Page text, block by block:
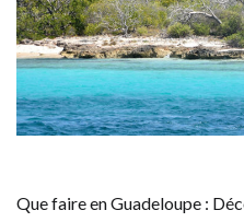
Que faire en Guadeloupe :